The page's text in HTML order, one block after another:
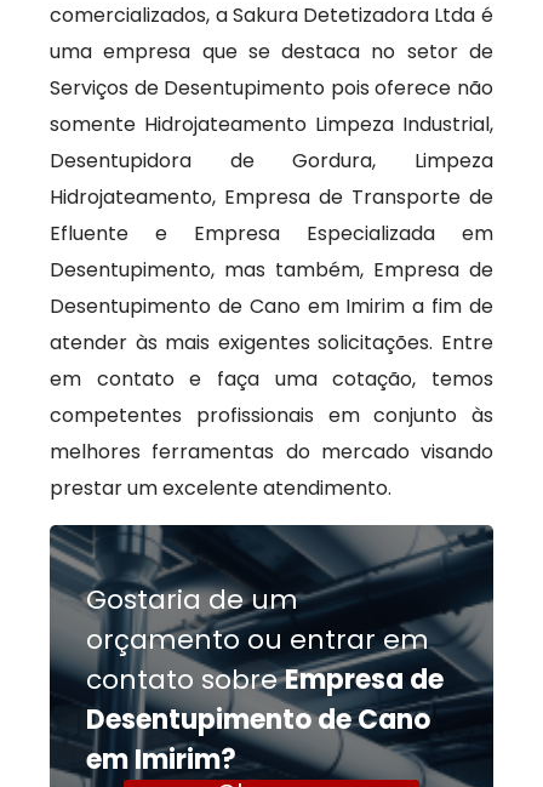
comercializados, a Sakura Detetizadora Ltda é
uma empresa que se destaca no setor de
Serviços de Desentupimento pois oferece não
somente Hidrojateamento Limpeza Industrial,
Desentupidora de Gordura, Limpeza
Hidrojateamento, Empresa de Transporte de
Efluente e Empresa Especializada em
Desentupimento, mas também, Empresa de
Desentupimento de Cano em Imirim a fim de
atender às mais exigentes solicitações. Entre
em contato e faça uma cotação, temos
competentes profissionais em conjunto às
melhores ferramentas do mercado visando
prestar um excelente atendimento.
Gostaria de um
orçamento ou entrar em
contato sobreEmpresa de
Desentupimento de Cano
em Imirim?